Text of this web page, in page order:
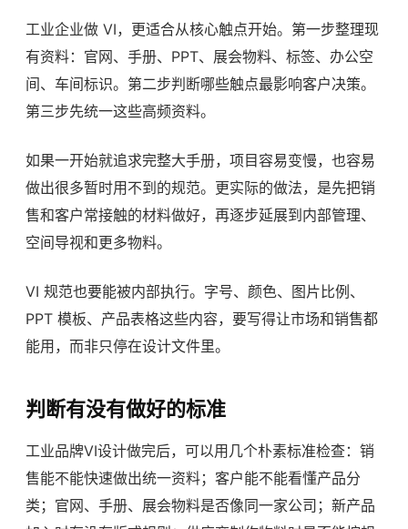
工业企业做 VI，更适合从核心触点开始。第一步整理现
有资料：官网、手册、PPT、展会物料、标签、办公空
间、车间标识。第二步判断哪些触点最影响客户决策。
第三步先统一这些高频资料。
如果一开始就追求完整大手册，项目容易变慢，也容易
做出很多暂时用不到的规范。更实际的做法，是先把销
售和客户常接触的材料做好，再逐步延展到内部管理、
空间导视和更多物料。
VI 规范也要能被内部执行。字号、颜色、图片比例、
PPT 模板、产品表格这些内容，要写得让市场和销售都
能用，而非只停在设计文件里。
判断有没有做好的标准
工业品牌VI设计做完后，可以用几个朴素标准检查：销
售能不能快速做出统一资料；客户能不能看懂产品分
类；官网、手册、展会物料是否像同一家公司；新产品